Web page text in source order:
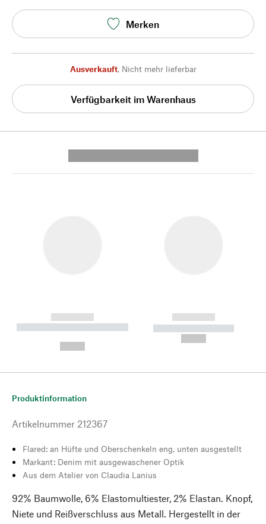
Merken
Ausverkauft, Nicht mehr lieferbar
Verfügbarkeit im Warenhaus
------------
----------- ----------- --------
------------
----------- -----------
Produktinformation
Artikelnummer 212367
Flared: an Hüfte und Oberschenkeln eng, unten ausgestellt
Markant: Denim mit ausgewaschener Optik
Aus dem Atelier von Claudia Lanius
92% Baumwolle, 6% Elastomultiester, 2% Elastan. Knopf,
Niete und Reißverschluss aus Metall. Hergestellt in der